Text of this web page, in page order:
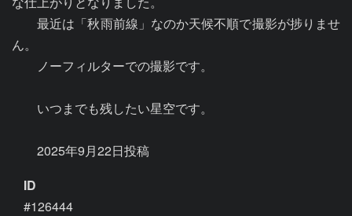
最近は「秋雨前線」なのか天候不順で撮影が捗りませ
ん。
ノーフィルターでの撮影です。
いつまでも残したい星空です。
2025年9月22日投稿
ID
#126444